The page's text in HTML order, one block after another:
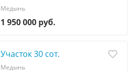
1 950 000 руб.
Медынь
Участок 30 сот.
Медынь